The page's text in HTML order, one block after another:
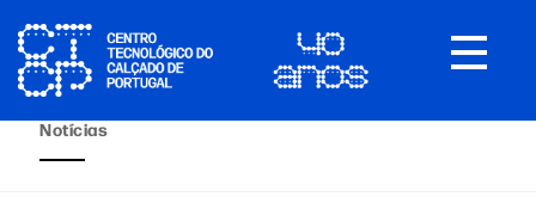
Toggle
Notícias